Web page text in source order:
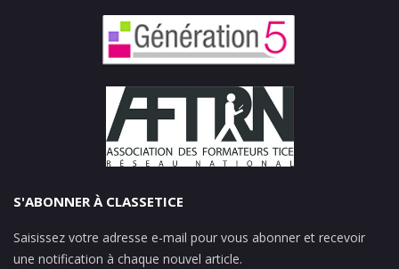
S'ABONNER À CLASSETICE
Saisissez votre adresse e-mail pour vous abonner et recevoir
une notification à chaque nouvel article.